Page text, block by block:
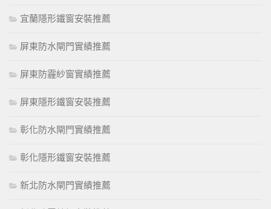
宜蘭隱形鐵窗安裝推薦
屏東防水閘門實績推薦
屏東防霾紗窗實績推薦
屏東隱形鐵窗安裝推薦
彰化防水閘門實績推薦
彰化隱形鐵窗安裝推薦
新北防水閘門實績推薦